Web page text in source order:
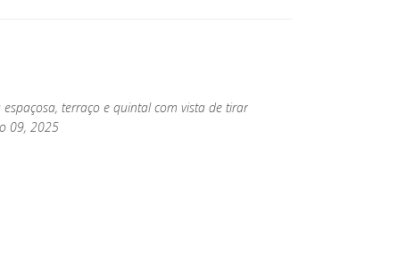
terraço e quintal com vista de tirar
09, 2025